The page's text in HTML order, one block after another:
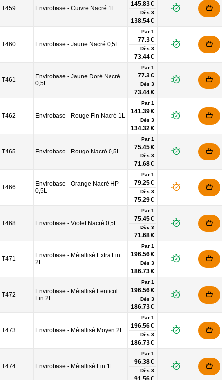
T459 Envirobase - Cuivre Nacré 1L
145.83 €
Dès 3
138.54 €
T460 Envirobase - Jaune Nacré 0,5L
Par 1
77.3 €
Dès 3
73.44 €
T461
Envirobase - Jaune Doré Nacré
0,5L
Par 1
77.3 €
Dès 3
73.44 €
T462 Envirobase - Rouge Fin Nacré 1L
Par 1
141.39 €
Dès 3
134.32 €
T465 Envirobase - Rouge Nacré 0,5L
Par 1
75.45 €
Dès 3
71.68 €
T466
Envirobase - Orange Nacré HP
0,5L
Par 1
79.25 €
Dès 3
75.29 €
T468 Envirobase - Violet Nacré 0,5L
Par 1
75.45 €
Dès 3
71.68 €
T471
Envirobase - Métallisé Extra Fin
2L
Par 1
196.56 €
Dès 3
186.73 €
T472
Envirobase - Métallisé Lenticul.
Fin 2L
Par 1
196.56 €
Dès 3
186.73 €
T473 Envirobase - Métallisé Moyen 2L
Par 1
196.56 €
Dès 3
186.73 €
T474 Envirobase - Métallisé Fin 1L
Par 1
96.38 €
Dès 3
91.56 €